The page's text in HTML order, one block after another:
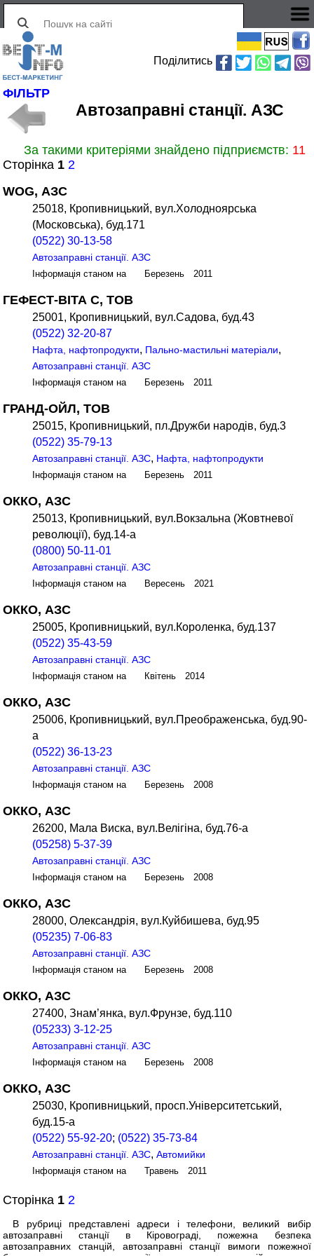
Поділитись
ФІЛЬТР
Автозаправні станції. АЗС
За такими критеріями знайдено підприємств: 11
Сторінка 12
WOG, АЗС
25018, Кропивницький, вул.Холодноярська
(Московська), буд.171
(0522) 30-13-58
Автозаправні станції. АЗС
Інформація станом на Березень 2011
ГЕФЕСТ-ВІТА С, ТОВ
25001, Кропивницький, вул.Садова, буд.43
(0522) 32-20-87
Нафта, нафтопродукти, Пально-мастильні матеріали,
Автозаправні станції. АЗС
Інформація станом на Березень 2011
ГРАНД-ОЙЛ, ТОВ
25015, Кропивницький, пл.Дружби народів, буд.3
(0522) 35-79-13
Автозаправні станції. АЗС, Нафта, нафтопродукти
Інформація станом на Березень 2011
ОККО, АЗС
25013, Кропивницький, вул.Вокзальна (Жовтневої
революції), буд.14-а
(0800) 50-11-01
Автозаправні станції. АЗС
Інформація станом на Вересень 2021
ОККО, АЗС
25005, Кропивницький, вул.Короленка, буд.137
(0522) 35-43-59
Автозаправні станції. АЗС
Інформація станом на Квітень 2014
ОККО, АЗС
25006, Кропивницький, вул.Преображенська, буд.90-
а
(0522) 36-13-23
Автозаправні станції. АЗС
Інформація станом на Березень 2008
ОККО, АЗС
26200, Мала Виска, вул.Велігіна, буд.76-а
(05258) 5-37-39
Автозаправні станції. АЗС
Інформація станом на Березень 2008
ОККО, АЗС
28000, Олександрія, вул.Куйбишева, буд.95
(05235) 7-06-83
Автозаправні станції. АЗС
Інформація станом на Березень 2008
ОККО, АЗС
27400, Знам’янка, вул.Фрунзе, буд.110
(05233) 3-12-25
Автозаправні станції. АЗС
Інформація станом на Березень 2008
ОККО, АЗС
25030, Кропивницький, просп.Університетський,
буд.15-а
(0522) 55-92-20; (0522) 35-73-84
Автозаправні станції. АЗС,Автомийки
Інформація станом на Травень 2011
Сторінка 12
В рубриці представлені адреси і телефони, великий вибір
автозаправні станції в Кіровограді, пожежна безпека
автозаправних станцій, автозаправні станції вимоги пожежної